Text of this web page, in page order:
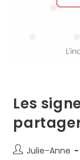
Les
Julie-Anne